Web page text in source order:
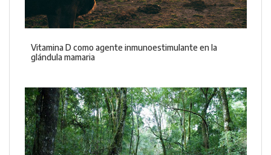
Vitamina D como agente inmunoestimulante en la
glándula mamaria